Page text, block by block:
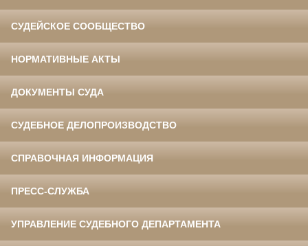
СУДЕЙСКОЕ СООБЩЕСТВО
НОРМАТИВНЫЕ АКТЫ
ДОКУМЕНТЫ СУДА
СУДЕБНОЕ ДЕЛОПРОИЗВОДСТВО
СПРАВОЧНАЯ ИНФОРМАЦИЯ
ПРЕСС-СЛУЖБА
УПРАВЛЕНИЕ СУДЕБНОГО ДЕПАРТАМЕНТА